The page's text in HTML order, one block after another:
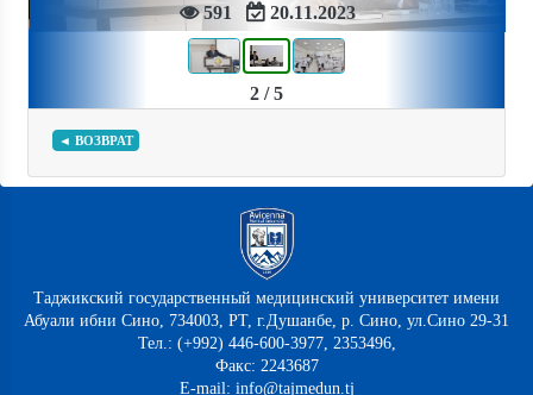
591 20.11.2023
2 / 5
◄ ВОЗВРАТ
Таджикский государственный медицинский университет имени
Абуали ибни Сино, 734003, РТ, г.Душанбе, р. Сино, ул.Сино 29-31
Тел.: (+992) 446-600-3977, 2353496,
Факс: 2243687
E-mail: info@tajmedun.tj